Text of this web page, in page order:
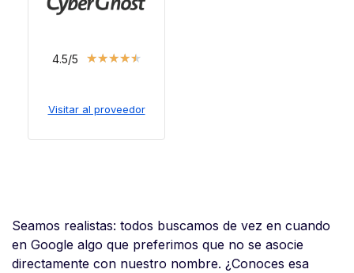
4.5/5 ★★★★★
Visitar al proveedor
Seamos realistas: todos buscamos de vez en cuando
en Google algo que preferimos que no se asocie
directamente con nuestro nombre. ¿Conoces esa